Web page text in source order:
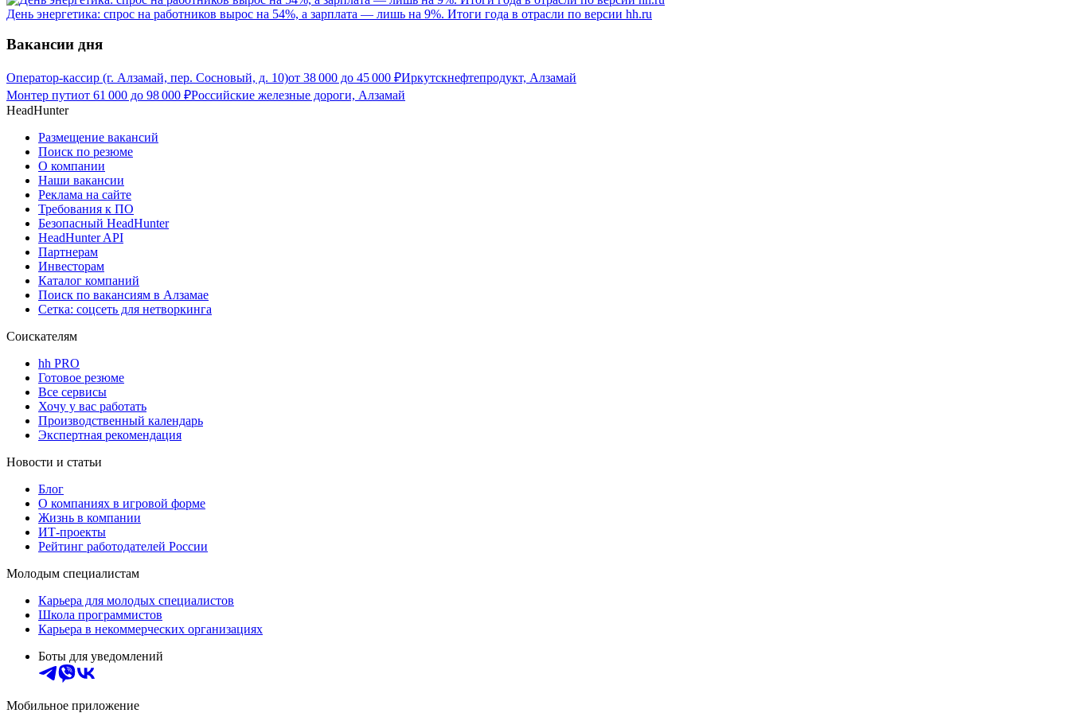
День энергетика: спрос на работников вырос на 54%, а зарплата — лишь на 9%. Итоги года в отрасли по версии hh.ru
Вакансии дня
Оператор-кассир (г. Алзамай, пер. Сосновый, д. 10)от 38 000 до 45 000 ₽Иркутскнефтепродукт, Алзамай
Монтер путиот 61 000 до 98 000 ₽Российские железные дороги, Алзамай
HeadHunter
Размещение вакансий
Поиск по резюме
О компании
Наши вакансии
Реклама на сайте
Требования к ПО
Безопасный HeadHunter
HeadHunter API
Партнерам
Инвесторам
Каталог компаний
Поиск по вакансиям в Алзамае
Сетка: соцсеть для нетворкинга
Соискателям
hh PRO
Готовое резюме
Все сервисы
Хочу у вас работать
Производственный календарь
Экспертная рекомендация
Новости и статьи
Блог
О компаниях в игровой форме
Жизнь в компании
ИТ-проекты
Рейтинг работодателей России
Молодым специалистам
Карьера для молодых специалистов
Школа программистов
Карьера в некоммерческих организациях
Боты для уведомлений
Мобильное приложение